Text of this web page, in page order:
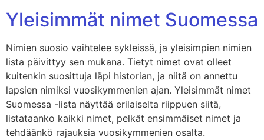
Yleisimmät nimet Suomessa
Nimien suosio vaihtelee sykleissä, ja yleisimpien nimien
lista päivittyy sen mukana. Tietyt nimet ovat olleet
kuitenkin suosittuja läpi historian, ja niitä on annettu
lapsien nimiksi vuosikymmenien ajan. Yleisimmät nimet
Suomessa -lista näyttää erilaiselta riippuen siitä,
listataanko kaikki nimet, pelkät ensimmäiset nimet ja
tehdäänkö rajauksia vuosikymmenien osalta.